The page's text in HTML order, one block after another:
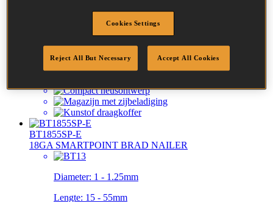
BT1855SP-E
18GA SMARTPOINT BRAD NAILER
Diameter: 1 - 1.25mm
Lengte: 15 - 55mm
Cookies Settings
Reject All But Necessary Accept All Cookies